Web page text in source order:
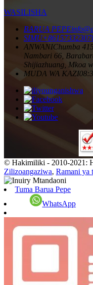
WASILISHA
BARUA PEPE
SIMU
ANWANIChumba
Nambari 66,
Shijiazhuang, Mkoa
MUDA WA KAZI
© Hakimiliki - 2010-2021:
Zilizoangaziwa, Ramani ya
Tuma Barua Pepe
WhatsApp